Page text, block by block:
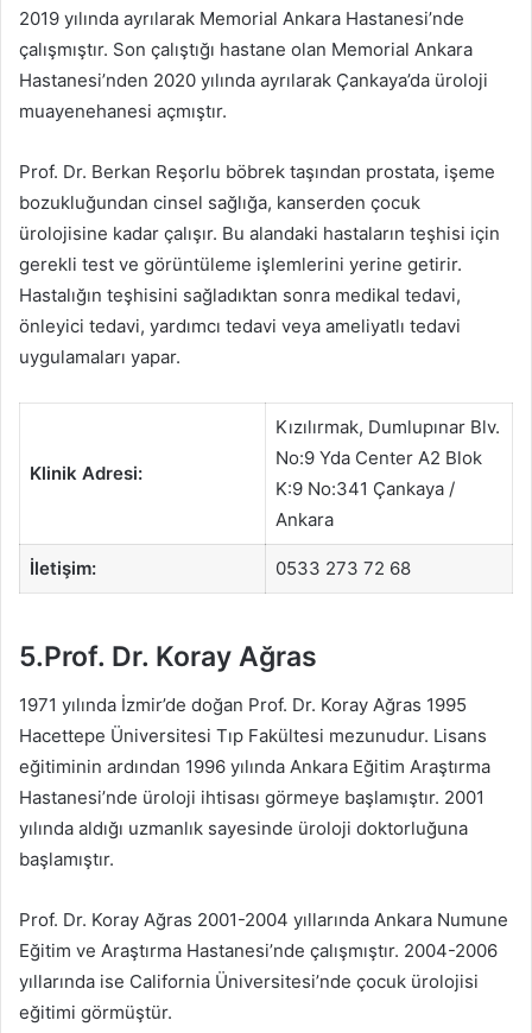
2019 yılında ayrılarak Memorial Ankara Hastanesi’nde
çalışmıştır. Son çalıştığı hastane olan Memorial Ankara
Hastanesi’nden 2020 yılında ayrılarak Çankaya’da üroloji
muayenehanesi açmıştır.
Prof. Dr. Berkan Reşorlu böbrek taşından prostata, işeme
bozukluğundan cinsel sağlığa, kanserden çocuk
ürolojisine kadar çalışır. Bu alandaki hastaların teşhisi için
gerekli test ve görüntüleme işlemlerini yerine getirir.
Hastalığın teşhisini sağladıktan sonra medikal tedavi,
önleyici tedavi, yardımcı tedavi veya ameliyatlı tedavi
uygulamaları yapar.
Klinik Adresi:
Kızılırmak, Dumlupınar Blv.
No:9 Yda Center A2 Blok
K:9 No:341 Çankaya /
Ankara
İletişim: 0533 273 72 68
5.Prof. Dr. Koray Ağras
1971 yılında İzmir’de doğan Prof. Dr. Koray Ağras 1995
Hacettepe Üniversitesi Tıp Fakültesi mezunudur. Lisans
eğitiminin ardından 1996 yılında Ankara Eğitim Araştırma
Hastanesi’nde üroloji ihtisası görmeye başlamıştır. 2001
yılında aldığı uzmanlık sayesinde üroloji doktorluğuna
başlamıştır.
Prof. Dr. Koray Ağras 2001-2004 yıllarında Ankara Numune
Eğitim ve Araştırma Hastanesi’nde çalışmıştır. 2004-2006
yıllarında ise California Üniversitesi’nde çocuk ürolojisi
eğitimi görmüştür.